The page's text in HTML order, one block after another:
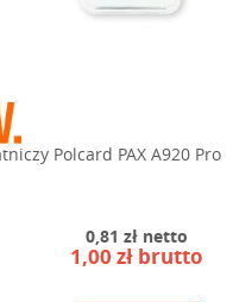
Polcard PAX A920 Pro
0,81 zł netto
1,00 zł brutto